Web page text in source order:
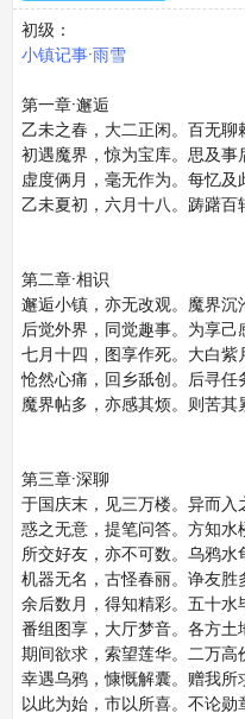
初级：
小镇记事·雨雪
第一章·邂逅
乙未之春，大二正闲。百无聊
初遇魔界，惊为宝库。思及事
虚度俩月，毫无作为。每忆及
乙未夏初，六月十八。踌躇百
第二章·相识
邂逅小镇，亦无改观。魔界沉
后觉外界，同觉趣事。为享己
七月十四，图享作死。大白紫
怆然心痛，回乡舐创。后寻任
魔界帖多，亦感其烦。则苦其
第三章·深聊
于国庆末，见三万楼。异而入
惑之无意，提笔问答。方知水
所交好友，亦不可数。乌鸦水
机器无名，古怪春丽。诤友胜
余后数月，得知精彩。五十水
番组图享，大厅梦音。各方土
期间欲求，索望莲华。二万高
幸遇乌鸦，慷慨解囊。赠我所
以此为始，市以所喜。不论勋